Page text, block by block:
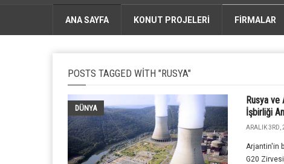
ANA SAYFA KONUT PROJELERİ FIRMALAR
POSTS TAGGED WITH "RUSYA"
DÜNYA
Rusya
İşbirliği
ARALIK 3RD,
Arjantin'in
G20